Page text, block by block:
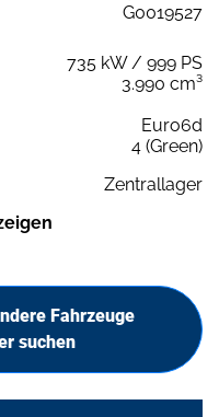
G0019527
735 kW / 999 PS
3.990 cm³
Euro6d
4 (Green)
Zentrallager
Fahrzeuge
suchen